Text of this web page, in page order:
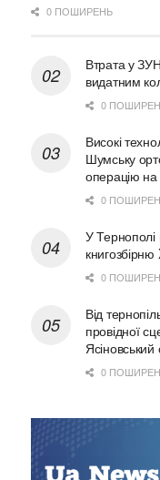
0 ПОШИРЕНЬ
Втрата у
видатним
0
Високі
Шумську
операцію на
0
У Тернополі
книгозбірню
0
Від
провідної
0